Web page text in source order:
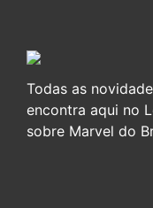
Todas as
encontra aqui no
sobre Marvel do